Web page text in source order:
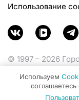
Использование
© 1997 – 2026
Министерства
коммуникаций
Используем
соглашаетесь